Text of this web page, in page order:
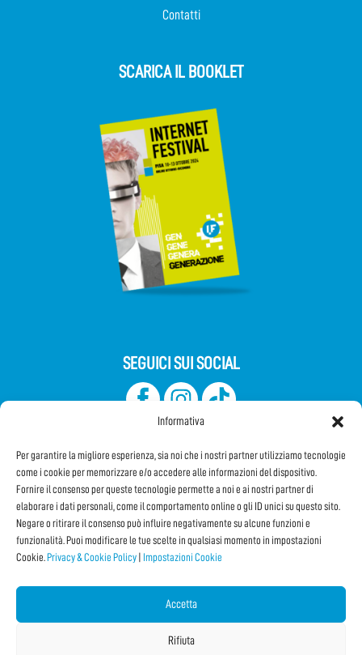
Informativa
Per garantire la migliore esperienza, sia noi che i nostri partner utilizziamo tecnologie
come i cookie per memorizzare e/o accedere alle informazioni del dispositivo.
Fornire il consenso per queste tecnologie permette a noi e ai nostri partner di
elaborare i dati personali, come il comportamento online o gli ID unici su questo sito.
Negare o ritirare il consenso può influire negativamente su alcune funzioni e
funzionalità. Puoi modificare le tue scelte in qualsiasi momento in impostazioni
Cookie. Privacy & Cookie Policy Impostazioni Cookie
Accetta
Rifiuta
Contatti
SCARICA IL BOOKLET
SEGUICI SUI SOCIAL
Iscriviti alla Newsletter
CONDIVIDI QUESTA PAGINA!
Facebook